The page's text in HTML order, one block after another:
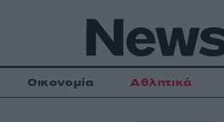
Οικονομία Αθλητικά